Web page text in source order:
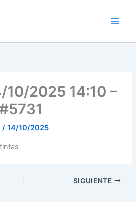
10/2025 14:10 –
/14/10/2025
SIGUIENTE